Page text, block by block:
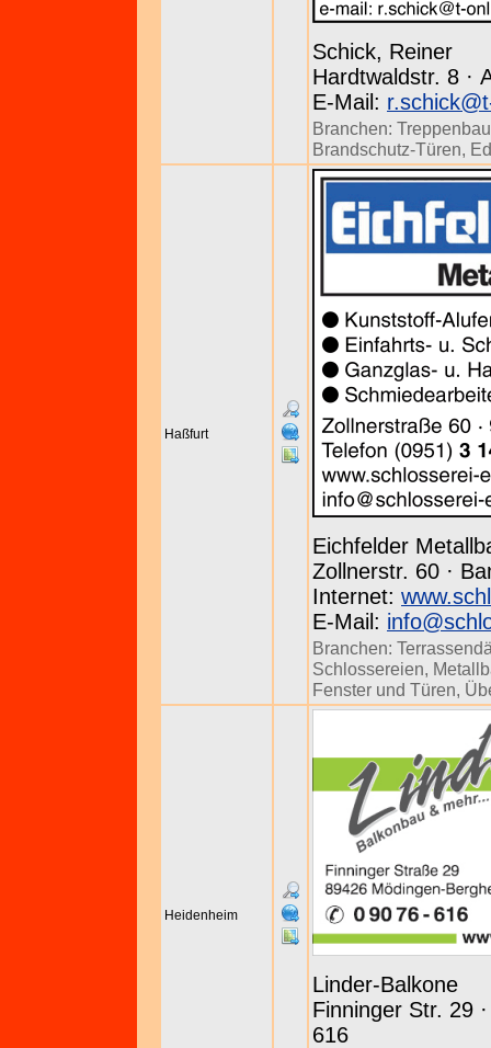
Schick, Reiner
Hardtwaldstr. 8 ·
E-Mail:
Branchen: Treppenbau
Brandschutz-Türen,
Haßfurt
Eichfelder
Zollnerstr. 60 ·
Internet:
E-Mail:
Branchen:
Schlossereien,
Fenster und Türen,
Heidenheim
Linder-Balkone
Finninger Str. 29
616